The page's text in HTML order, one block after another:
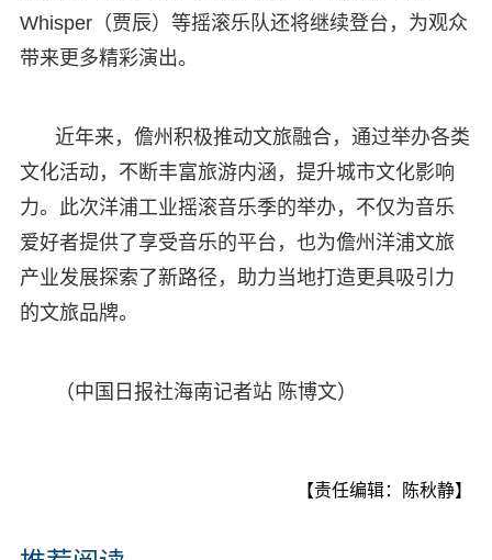
Whisper（贾辰）等摇滚乐队还将继续登台，为观众
带来更多精彩演出。
近年来，儋州积极推动文旅融合，通过举办各类
文化活动，不断丰富旅游内涵，提升城市文化影响
力。此次洋浦工业摇滚音乐季的举办，不仅为音乐
爱好者提供了享受音乐的平台，也为儋州洋浦文旅
产业发展探索了新路径，助力当地打造更具吸引力
的文旅品牌。
（中国日报社海南记者站 陈博文）
【责任编辑：陈秋静】